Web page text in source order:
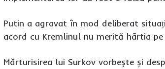
Putin a agravat în mod deliberat
acord cu Kremlinul nu merită hârtia
Mărturisirea lui Surkov vorbește și